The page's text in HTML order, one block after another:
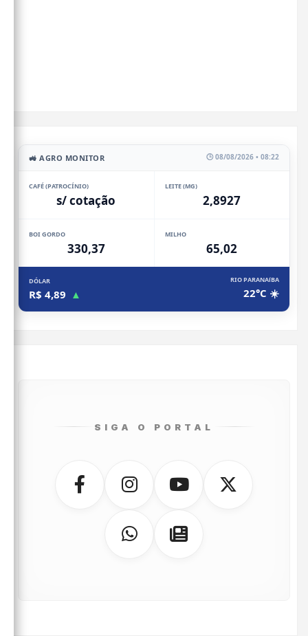
🚜 AGRO MONITOR 🕒 08/08/2026 • 08:22
CAFÉ (PATROCÍNIO)
s/ cotação
LEITE (MG)
2,8927
BOI GORDO
330,37
MILHO
65,02
DÓLAR
R$ 4,89 ▲
RIO PARANAíBA
22°C ☀️
SIGA O PORTAL